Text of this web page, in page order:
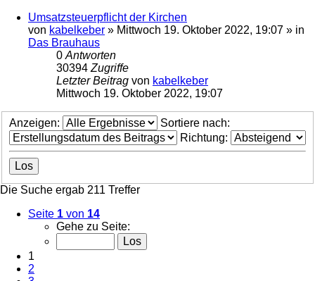
Umsatzsteuerpflicht der Kirchen
von kabelkeber » Mittwoch 19. Oktober 2022, 19:07 » in
Das Brauhaus
0 Antworten
30394 Zugriffe
Letzter Beitrag von kabelkeber
Mittwoch 19. Oktober 2022, 19:07
Anzeigen:
Sortiere nach:
Richtung:
Die Suche ergab 211 Treffer
Seite 1 von 14
Gehe zu Seite:
1
2